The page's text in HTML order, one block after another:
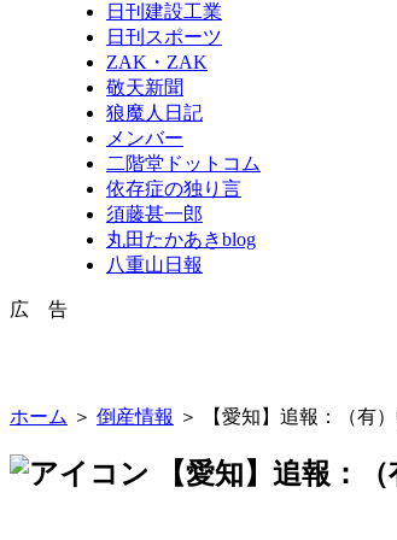
日刊建設工業
日刊スポーツ
ZAK・ZAK
敬天新聞
狼魔人日記
メンバー
二階堂ドットコム
依存症の独り言
須藤甚一郎
丸田たかあきblog
八重山日報
広 告
ホーム ＞ 倒産情報 ＞ 【愛知】追報：（有
【愛知】追報：